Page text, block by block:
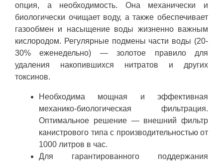
опция, а необходимость. Она механически и
биологически очищает воду, а также обеспечивает
газообмен и насыщение воды жизненно важным
кислородом. Регулярные подмены части воды (20-
30% еженедельно) — золотое правило для
удаления накопившихся нитратов и других
токсинов.
Необходима мощная и эффективная
механико-биологическая фильтрация.
Оптимальное решение — внешний фильтр
канистрового типа с производительностью от
1000 литров в час.
Для гарантированного поддержания